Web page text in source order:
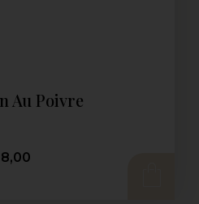
Au Poivre
8,00